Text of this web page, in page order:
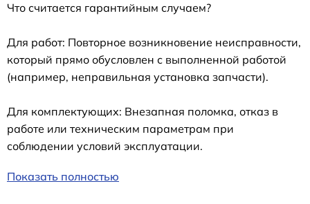
Что считается гарантийным случаем?
Для работ: Повторное возникновение неисправности,
который прямо обусловлен с выполненной работой
(например, неправильная установка запчасти).
Для комплектующих: Внезапная поломка, отказ в
работе или техническим параметрам при
соблюдении условий эксплуатации.
Показать полностью